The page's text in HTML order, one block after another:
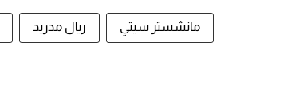
مانشستر سيتي ريال مدريد